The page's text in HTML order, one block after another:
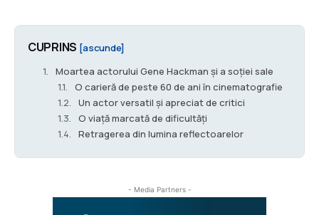
CUPRINS [ascunde]
Moartea actorului Gene Hackman și a soției sale
O carieră de peste 60 de ani în cinematografie
Un actor versatil și apreciat de critici
O viață marcată de dificultăți
Retragerea din lumina reflectoarelor
- Media Partners -